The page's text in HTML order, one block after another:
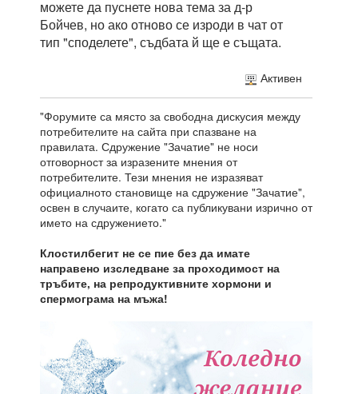
можете да пуснете нова тема за д-р
Бойчев, но ако отново се изроди в чат от
тип "споделете", съдбата й ще е същата.
Активен
"Форумите са място за свободна дискусия между
потребителите на сайта при спазване на
правилата. Сдружение "Зачатие" не носи
отговорност за изразените мнения от
потребителите. Тези мнения не изразяват
официалното становище на сдружение "Зачатие",
освен в случаите, когато са публикувани изрично от
името на сдружението."
Клостилбегит не се пие без да имате
направено изследване за проходимост на
тръбите, на репродуктивните хормони и
спермограма на мъжа!